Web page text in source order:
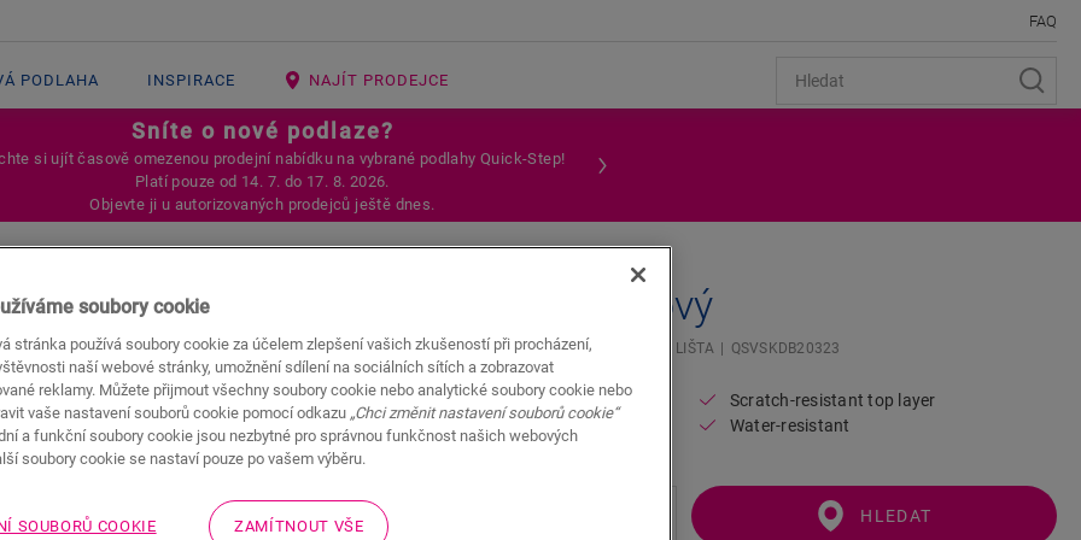
PODLAHA INSPIRACE NAJÍT PRODEJCE
FAQ
Sníte o nové podlaze?
si ujít časově omezenou prodejní nabídku na vybrané podlahy Quick-Step!
Platí pouze od 14. 7. do 17. 8. 2026.
Objevte ji u autorizovaných prodejců ještě dnes.
Dub podzimní medový
VINYLOVÉ PŘÍSLUŠENSTVÍ STANDARDNÍ SOKLOVÁ LIŠTA QSVSKDB20323
Beautiful finish
Colourmatched with your floor
Scratch-resistant top layer
Water-resistant
HLEDAT
soubory cookie
stránka používá soubory cookie za účelem zlepšení vašich zkušeností při procházení,
naší webové stránky, umožnění sdílení na sociálních sítích a zobrazovat
reklamy. Můžete přijmout všechny soubory cookie nebo analytické soubory cookie nebo
vaše nastavení souborů cookie pomocí odkazu „Chci změnit nastavení souborů cookie“
a funkční soubory cookie jsou nezbytné pro správnou funkčnost našich webových
soubory cookie se nastaví pouze po vašem výběru.
SOUBORŮ COOKIE ZAMÍTNOUT VŠE